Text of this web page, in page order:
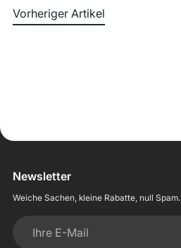
Vorheriger Artikel
Newsletter
Weiche Sachen, kleine Rabatte, null Spam.
Ihre E-Mail